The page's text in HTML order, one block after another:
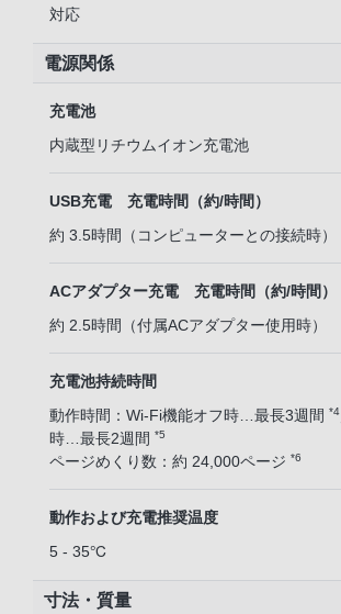
対応
電源関係
充電池
内蔵型リチウムイオン充電池
USB充電 充電時間（約/時間）
約 3.5時間（コンピューターとの接続時）
ACアダプター充電 充電時間（約/時間）
約 2.5時間（付属ACアダプター使用時）
充電池持続時間
動作時間：Wi-Fi機能オフ時…最長3週間 *4
時…最長2週間 *5
ページめくり数：約 24,000ページ *6
動作および充電推奨温度
5 - 35℃
寸法・質量